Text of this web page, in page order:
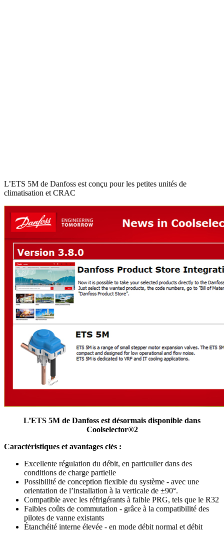
L’ETS 5M de Danfoss est conçu pour les petites unités de
climatisation et CRAC
L’ETS 5M de Danfoss est désormais disponible dans
Coolselector®2
Caractéristiques et avantages clés :
Excellente régulation du débit, en particulier dans des
conditions de charge partielle
Possibilité de conception flexible du système - avec une
orientation de l’installation à la verticale de ±90°.
Compatible avec les réfrigérants à faible PRG, tels que le R32
Faibles coûts de commutation - grâce à la compatibilité des
pilotes de vanne existants
Étanchéité interne élevée - en mode débit normal et débit